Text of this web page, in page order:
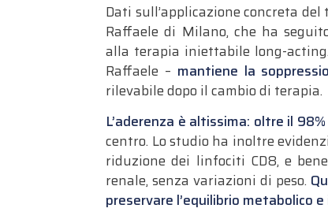
Dati sull’applicazione concreta
Raffaele di Milano, che ha
alla terapia iniettabile long-
Raffaele – mantiene la
rilevabile dopo il cambio di terapia.
L’aderenza è altissima: oltre il
centro. Lo studio ha inoltre
riduzione dei linfociti CD8, e
renale, senza variazioni di peso.
preservare l’equilibrio metabolico